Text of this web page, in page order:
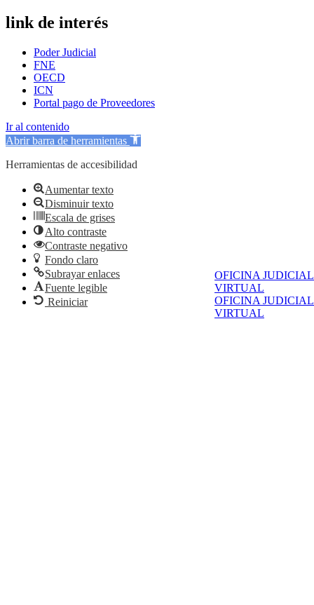
OFICINA JUDICIAL
VIRTUAL
OFICINA JUDICIAL
VIRTUAL
link de interés
Poder Judicial
FNE
OECD
ICN
Portal pago de Proveedores
Ir al contenido
Abrir barra de herramientas
Herramientas de accesibilidad
Aumentar texto
Disminuir texto
Escala de grises
Alto contraste
Contraste negativo
Fondo claro
Subrayar enlaces
Fuente legible
Reiniciar